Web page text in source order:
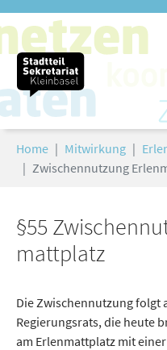
Zum Hauptinhalt springen
Home Mitwirkung
Zwischennutzung
§55
mattplatz
Die Zwischennutzung folgt
Regierungsrats, die heute
am Er­len­mattplatz mit